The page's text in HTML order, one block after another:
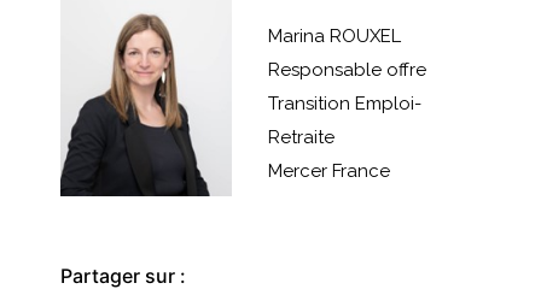
Marina ROUXEL
Responsable offre
Transition Emploi-
Retraite
Mercer France
Partager sur :